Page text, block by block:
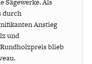
Sägewerke. Als
durch
Anstieg
und
blieb